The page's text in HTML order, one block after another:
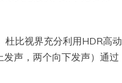
比视界充分利用HDR高动
声，两个向下发声）通过